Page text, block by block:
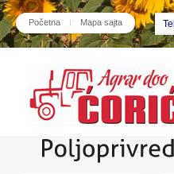
Početna Mapa sajta